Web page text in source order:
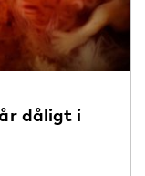
dåligt i